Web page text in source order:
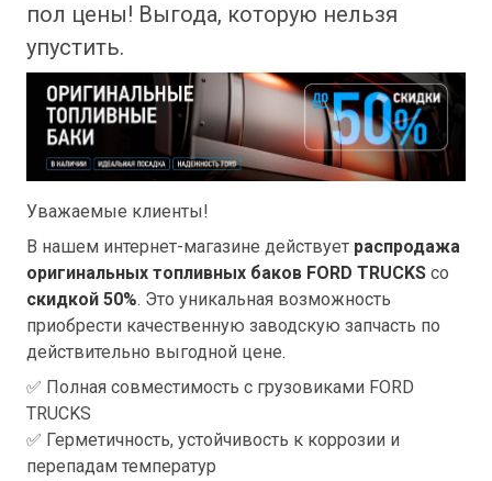
пол цены! Выгода, которую нельзя
упустить.
Уважаемые клиенты!
В нашем интернет-магазине действует распродажа
оригинальных топливных баков FORD TRUCKS со
скидкой 50%. Это уникальная возможность
приобрести качественную заводскую запчасть по
действительно выгодной цене.
✅ Полная совместимость с грузовиками FORD
TRUCKS
✅ Герметичность, устойчивость к коррозии и
перепадам температур